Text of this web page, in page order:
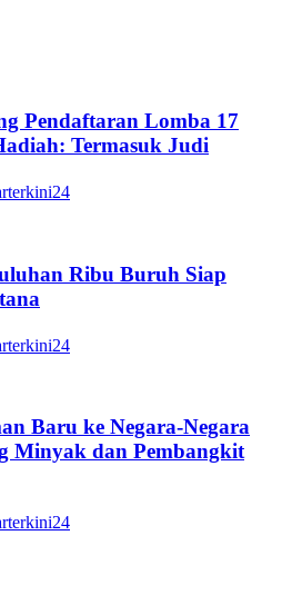
Pendaftaran Lomba 17
Termasuk Judi
Ribu Buruh Siap
Baru ke Negara-Negara
Minyak dan Pembangkit